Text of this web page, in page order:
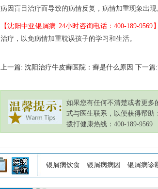
病因盲目治疗而导致的病情反复，病情加重现象出现
【沈阳中亚银屑病·24小时咨询电话：400-189-9569】
治疗，以免病情加重耽误孩子的学习和生活。
上一篇: 沈阳治疗牛皮癣医院：癣是什么原因 下一篇
如果您有任何不清楚或者更多
式与医生联系，以便获得帮助：
拨打健康热线：400-189-9569
银屑病饮食 银屑病病因 银屑病诊